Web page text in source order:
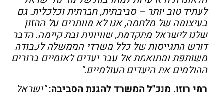
לעתיד טוב יותר – סביבתית, חברתית וכלכלית. גם
בעיצומה של מלחמה, אנו לא מוותרים על החזון
שלנו לישראל מתקדמת, שוויונית ובת קיימה. הדבר
דורש התגייסות של כלל משרדי הממשלה לעבודה
משותפת ומתואמת אל עבר יעדים לאומיים ברורים
ההולמים את היעדים העולמיים."
רמי רוזן, מנכ"ל המשרד להגנת הסביבה: "ישראל